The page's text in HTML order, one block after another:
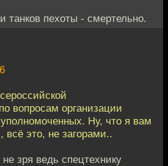
танков пехоты - смертельно.
вопросам организации
Ну, что я вам
всё это, не загорами..
зря ведь спецтехнику